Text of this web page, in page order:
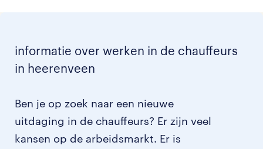
informatie over werken in de chauffeurs
in heerenveen
Ben je op zoek naar een nieuwe
uitdaging in de chauffeurs? Er zijn veel
kansen op de arbeidsmarkt. Er is